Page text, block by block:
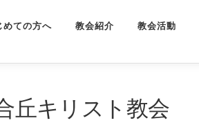
めての方へ 教会紹介 教会活動
キリスト教会